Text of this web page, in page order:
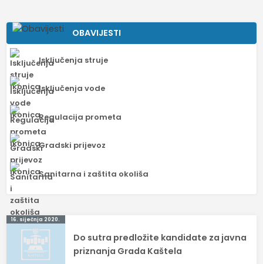
OBAVIJESTI
Isključenja struje
Isključenja vode
Regulacija prometa
Gradski prijevoz
Sanitarna i zaštita okoliša
Navigacija
objava
16. siječnja 2020.
Do sutra predložite kandidate za javna
priznanja Grada Kaštela